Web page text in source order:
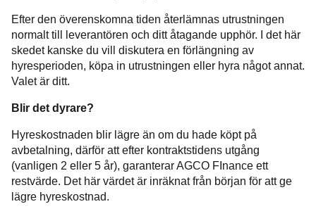
Efter den överenskomna tiden återlämnas utrustningen
normalt till leverantören och ditt åtagande upphör. I det här
skedet kanske du vill diskutera en förlängning av
hyresperioden, köpa in utrustningen eller hyra något annat.
Valet är ditt.
Blir det dyrare?
Hyreskostnaden blir lägre än om du hade köpt på
avbetalning, därför att efter kontraktstidens utgång
(vanligen 2 eller 5 år), garanterar AGCO FInance ett
restvärde. Det här värdet är inräknat från början för att ge
lägre hyreskostnad.